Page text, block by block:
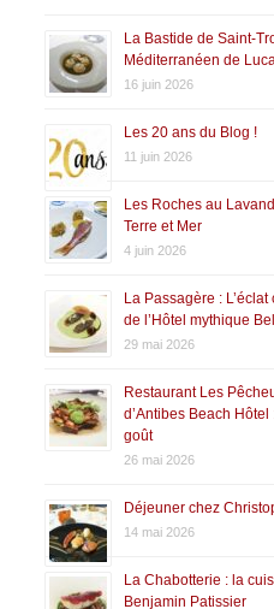
La Bastide de Saint-
Méditerranéen de
16 juin 2026
Les 20 ans du Blog !
11 juin 2026
Les Roches au
Terre et Mer
4 juin 2026
La Passagère :
de l’Hôtel mythique
29 mai 2026
Restaurant Les
d’Antibes Beach Hôtel
goût
26 mai 2026
Déjeuner chez
14 mai 2026
La Chabotterie : la
Benjamin Patissier